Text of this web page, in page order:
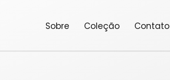
Sobre Coleção Contato